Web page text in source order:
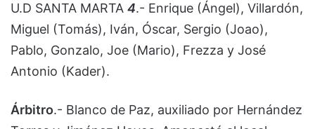
U.D SANTA MARTA 4.- Enrique (Ángel), Villardón,
Miguel (Tomás), Iván, Óscar, Sergio (Joao),
Pablo, Gonzalo, Joe (Mario), Frezza y José
Antonio (Kader).
Árbitro.- Blanco de Paz, auxiliado por Hernández